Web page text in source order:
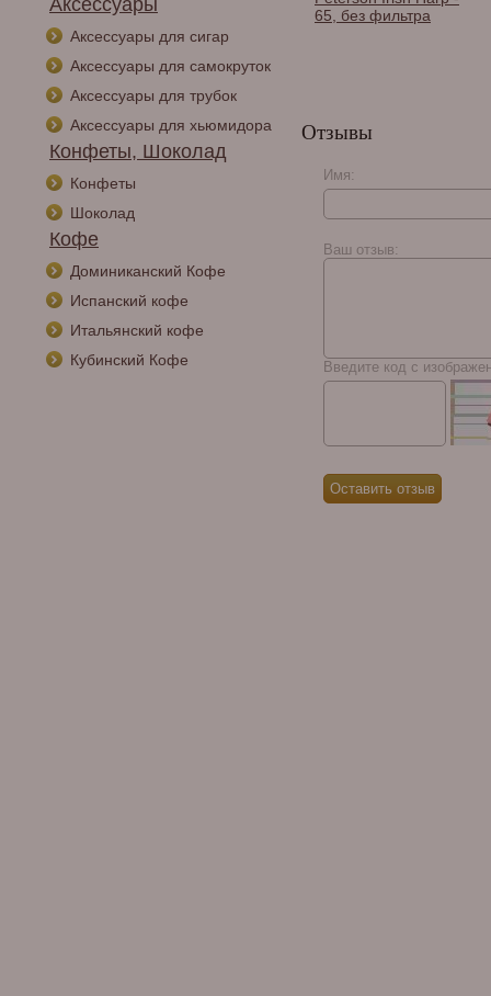
Аксессуары
Аксессуары для сигар
Аксессуары для самокруток
Аксессуары для трубок
Аксессуары для хьюмидора
Конфеты, Шоколад
Конфеты
Шоколад
Кофе
Доминиканский Кофе
Испанский кофе
Итальянский кофе
Кубинский Кофе
65, без фильтра
Курительная трубка
фильтра
Отзывы
Имя:
Ваш отзыв:
Введите код с